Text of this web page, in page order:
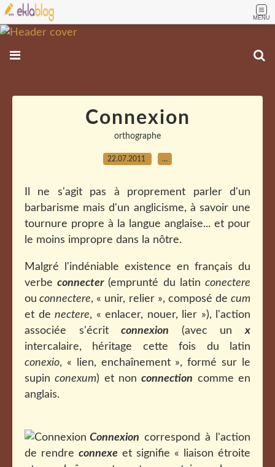
MENU
Connexion
orthographe
22.07.2011 …
Il ne s'agit pas à proprement parler d'un
barbarisme mais d'un anglicisme, à savoir une
tournure propre à la langue anglaise... et pour
le moins impropre dans la nôtre.
Malgré l'indéniable existence en français du
verbeconnecter(emprunté du latinconectere
ou connectere, « unir, relier », composé de cum
et de nectere, « enlacer, nouer, lier »), l'action
associée s'écritconnexion (avec unx
intercalaire, héritage cette fois du latin
conexio, « lien, enchaînement », formé sur le
supinconexum) et nonconnection comme en
anglais.
Connexion correspond à l'action
de rendre connexe et signifie « liaison étroite